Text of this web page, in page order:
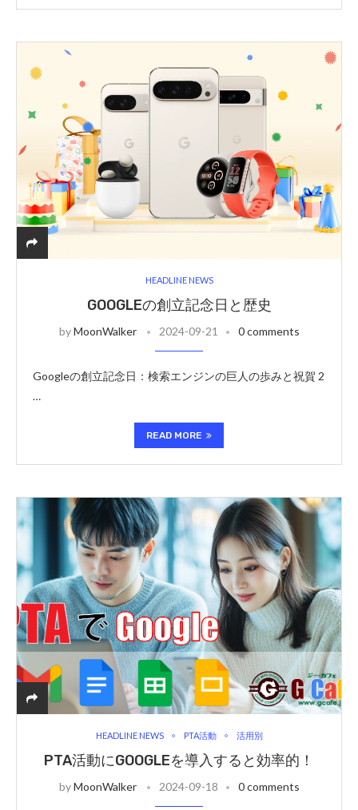
HEADLINE NEWS
GOOGLEの創立記念日と歴史
byMoonWalker 2024-09-21 0 comments
Googleの創立記念日：検索エンジンの巨人の歩みと祝賀 2
…
READ MORE
HEADLINE NEWS PTA活動 活用別
PTA活動にGOOGLEを導入すると効率的！
byMoonWalker 2024-09-18 0 comments